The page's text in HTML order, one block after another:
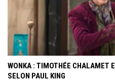
WONKA : TIMOTHÉE CHALAMET
SELON PAUL KING